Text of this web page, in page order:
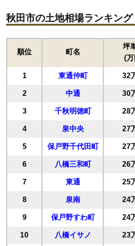
秋田市の土地相場ランキング
順位 町名
坪
(
1 東通仲町 32
2 中通 30
3 千秋明徳町 28
4 泉中央 27
5 保戸野千代田町 27
6 八橋三和町 26
7 東通 25
8 泉南 24
9 保戸野すわ町 24
10 八橋イサノ 23